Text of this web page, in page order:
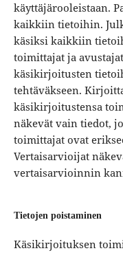
käyttäjärooleistaan.
kaikkiin tietoihin.
käsiksi kaikkiin
toimittajat ja
käsikirjoitusten
tehtäväkseen.
käsikirjoitustensa
näkevät vain tiedot,
toimittajat ovat
Vertaisarvioijat
vertaisarvioinnin
Tietojen poistaminen
Käsikirjoituksen